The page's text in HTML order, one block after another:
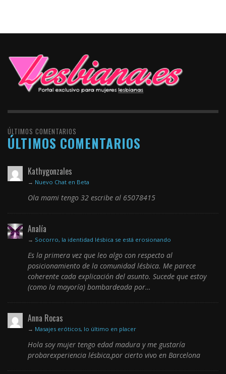
ÚLTIMOS COMENTARIOS
ÚLTIMOS COMENTARIOS
Kathygonzales
→ Nuevo Chat en Beta
Ola mami tengo 32 escribe al 65078415
Analía
→ Socorro, la identidad lésbica se está erosionando
Es la primera vez que leo algo con respecto al
posicionamiento de la comunidad lésbica. Me parece
coherente cada explicación del asunto. Sucede que estoy
(como la mayoría) bombardeada por…
Anna Rocas
→ Masajes eróticos, lo último en placer
Hola soy mujer tengo edad madura y me gustaría
probarexperiencia lésbica,por cierto vivo en Barcelona